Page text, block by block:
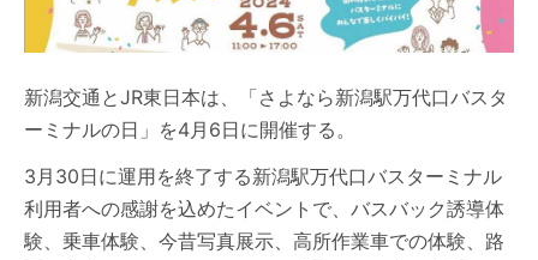
新潟交通とJR東日本は、「さよなら新潟駅万代口バスタ
ーミナルの日」を4月6日に開催する。
3月30日に運用を終了する新潟駅万代口バスターミナル
利用者への感謝を込めたイベントで、バスバック誘導体
験、乗車体験、今昔写真展示、高所作業車での体験、路